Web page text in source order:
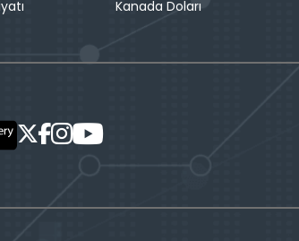
Kanada Doları